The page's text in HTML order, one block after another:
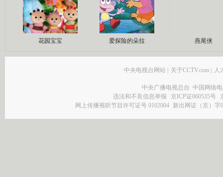
花园宝宝 爱探险的朵拉 燕尾侠
中央电视台网站 | 关于CCTV.com | 人
中央广播电视总台 中国网络
违法和不良信息举报
京ICP证060535号
网上传播视听节目许可证号 0102004 新出网证（京）